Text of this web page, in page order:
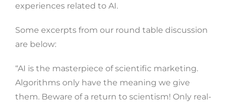
experiences related to AI.
Some excerpts from our round table discussion
are below:
“AI is the masterpiece of scientific marketing.
Algorithms only have the meaning we give
them. Beware of a return to scientism! Only real-